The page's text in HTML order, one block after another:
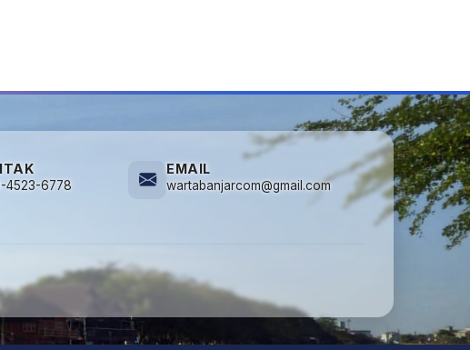
4523-6778
EMAIL
wartabanjarcom@gmail.com